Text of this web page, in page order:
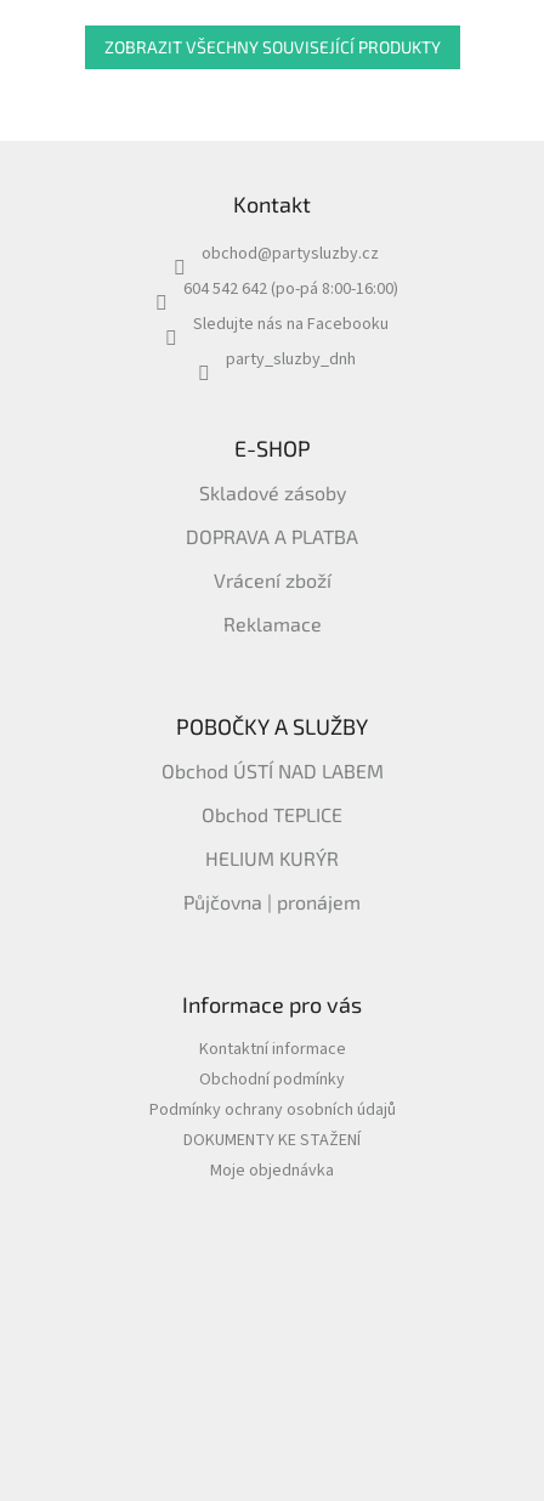
ZOBRAZIT VŠECHNY SOUVISEJÍCÍ PRODUKTY
Kontakt
obchod@partysluzby.cz
604 542 642 (po-pá 8:00-16:00)
Sledujte nás na Facebooku
party_sluzby_dnh
E-SHOP
Skladové zásoby
DOPRAVA A PLATBA
Vrácení zboží
Reklamace
POBOČKY A SLUŽBY
Obchod ÚSTÍ NAD LABEM
Obchod TEPLICE
HELIUM KURÝR
Půjčovna | pronájem
Informace pro vás
Kontaktní informace
Obchodní podmínky
Podmínky ochrany osobních údajů
DOKUMENTY KE STAŽENÍ
Moje objednávka